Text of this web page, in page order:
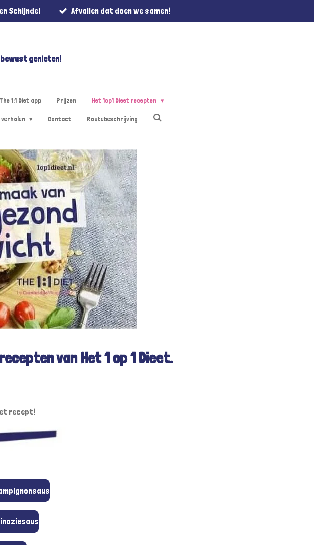
Schijndel Afvallen dat doen we samen!
genieten!
The 1:1 Diet app Prijzen Het 1op1 Dieet recepten
Contact Routebeschrijving
van Het 1 op 1 Dieet.
recept!